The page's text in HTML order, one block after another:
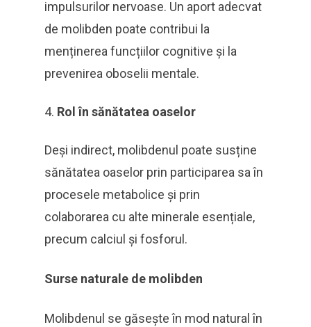
impulsurilor nervoase. Un aport adecvat
de molibden poate contribui la
menținerea funcțiilor cognitive și la
prevenirea oboselii mentale.
Rol în sănătatea oaselor
Deși indirect, molibdenul poate susține
sănătatea oaselor prin participarea sa în
procesele metabolice și prin
colaborarea cu alte minerale esențiale,
precum calciul și fosforul.
Surse naturale de molibden
Molibdenul se găsește în mod natural în